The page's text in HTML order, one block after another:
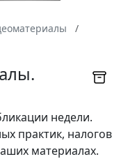
недели.
практик, налогов
материалах.